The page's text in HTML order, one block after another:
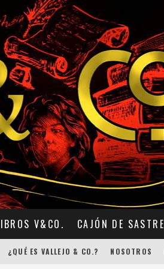
V&CO. CAJÓN DE SASTRE
¿QUÉ ES VALLEJO & CO.? NOSOTROS